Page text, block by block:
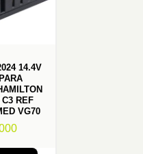
14.4V
REF
VG70